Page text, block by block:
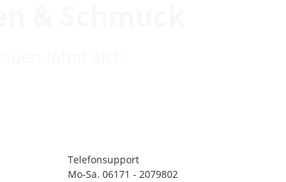
Telefonsupport
Mo-Sa. 06171 - 2079802